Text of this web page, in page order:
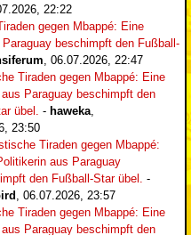
22:22
gegen Mbappé: Eine
beschimpft den Fußball-
06.07.2026, 22:47
Tiraden gegen Mbappé: Eine
Paraguay beschimpft den
übel.
- haweka
23:50
Tiraden gegen Mbappé:
aus Paraguay
den Fußball-Star übel.
-
06.07.2026, 23:57
Tiraden gegen Mbappé: Eine
Paraguay beschimpft den